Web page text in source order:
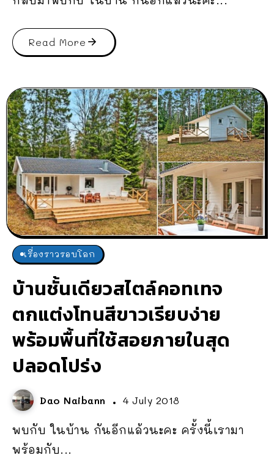
Read More
เรื่องราวรอบโลก
บ้านชั้นเดียวสไตล์คอทเทจ
ตกแต่งโทนสีขาวเรียบง่าย
พร้อมพื้นที่ใช้สอยภายในสุด
ปลอดโปร่ง
Dao Naibann 4 July 2018
พบกับ ในบ้าน กันอีกแล้วนะคะ ครั้งนี้เรามา
พร้อมกับ...